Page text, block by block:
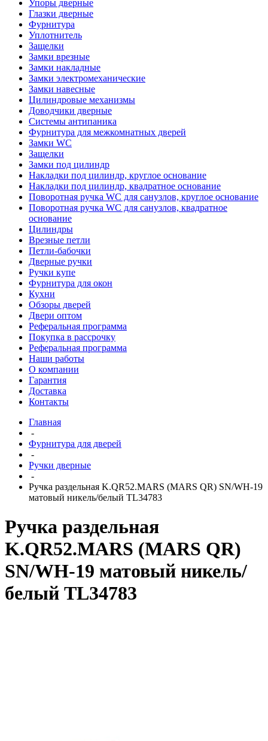
Упоры дверные
Глазки дверные
Фурнитура
Уплотнитель
Защелки
Замки врезные
Замки накладные
Замки электромеханические
Замки навесные
Цилиндровые механизмы
Доводчики дверные
Системы антипаника
Фурнитура для межкомнатных дверей
Замки WC
Защелки
Замки под цилиндр
Накладки под цилиндр, круглое основание
Накладки под цилиндр, квадратное основание
Поворотная ручка WC для санузлов, круглое основание
Поворотная ручка WC для санузлов, квадратное
основание
Цилиндры
Врезные петли
Петли-бабочки
Дверные ручки
Ручки купе
Фурнитура для окон
Кухни
Обзоры дверей
Двери оптом
Реферальная программа
Покупка в рассрочку
Реферальная программа
Наши работы
О компании
Гарантия
Доставка
Контакты
Главная
-
Фурнитура для дверей
-
Ручки дверные
-
Ручка раздельная K.QR52.MARS (MARS QR) SN/WH-19
матовый никель/белый TL34783
Ручка раздельная
K.QR52.MARS (MARS QR)
SN/WH-19 матовый никель/
белый TL34783